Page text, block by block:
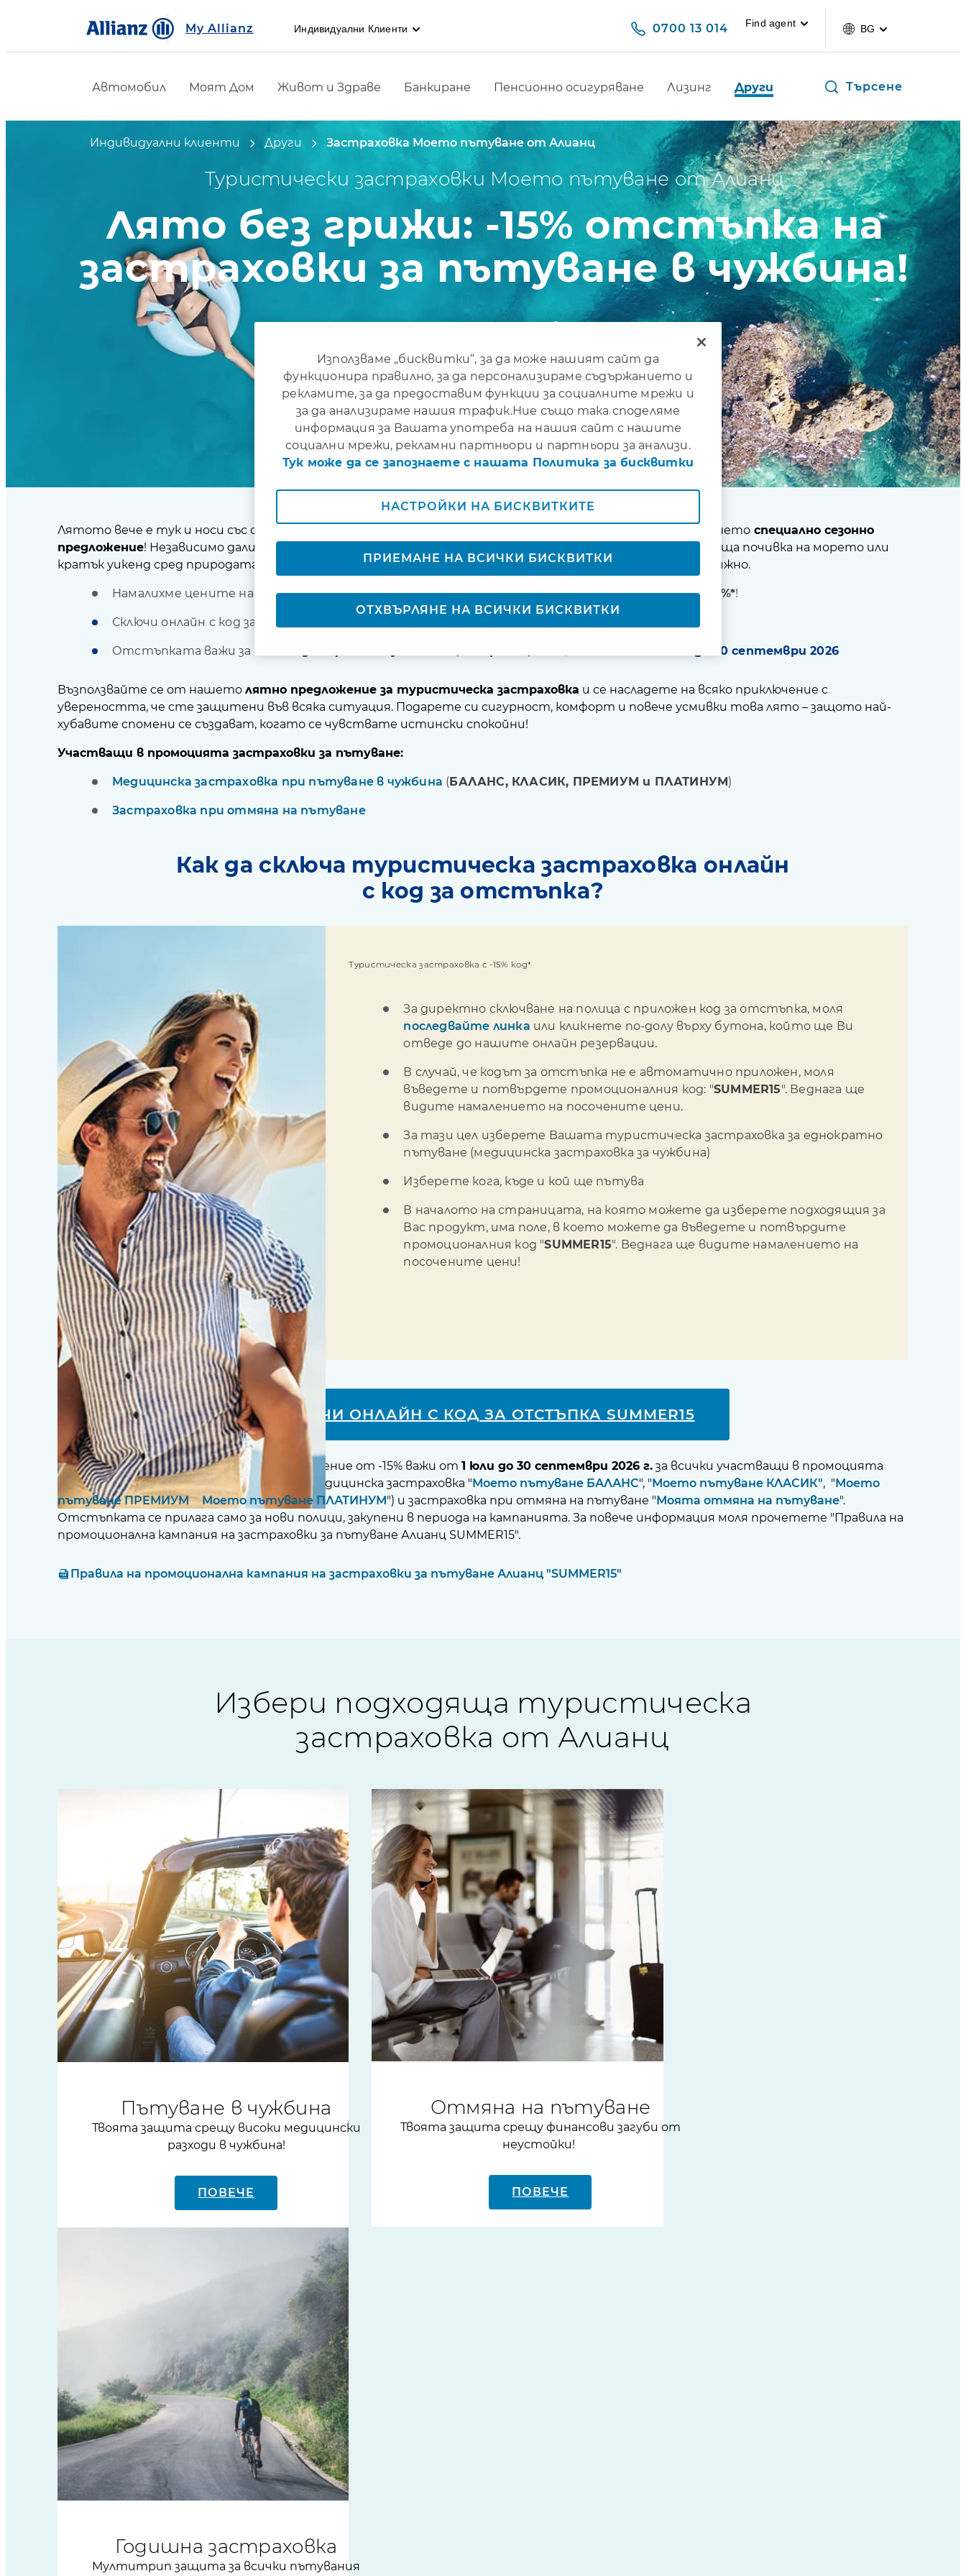
My Allianz Индивидуални Клиенти 0700 13 014 Find agent BG
Автомобил Моят Дом Живот и Здраве Банкиране Пенсионно осигуряване Лизинг Други Търсене
Индивидуални клиенти Други Застраховка Моето пътуване от Алианц
Туристически застраховки Моето пътуване от Алианц
Лято без грижи: -15% отстъпка на
застраховки за пътуване в чужбина!
*** от 1 юли до 30 септември 2026 ***
Лятото вече е тук и носи със себе си прекрасно настроение – затова се радваме да Ви представим нашето специално сезонно
предложение! Независимо дали планирате вълнуващо пътешествие до далечни дестинации, релаксираща почивка на морето или
кратък уикенд сред природата, ние сме до Вас, за да направим пътуването Ви още по-спокойно и безгрижно.
Намалихме цените на най-популярните застраховки за пътуване в чужбина на Алианц с -15%*!
Сключи онлайн с код за отстъпка
Отстъпката важи за от 1 юли до 30 септември 2026
Възползвайте се от нашето лятно предложение за туристическа застраховка и се насладете на всяко приключение с
увереността, че сте защитени във всяка ситуация. Подарете си сигурност, комфорт и повече усмивки това лято – защото най-
хубавите спомени се създават, когато се чувствате истински спокойни!
Участващи в промоцията застраховки за пътуване:
Медицинска застраховка при пътуване в чужбина (БАЛАНС, КЛАСИК, ПРЕМИУМ и ПЛАТИНУМ)
Застраховка при отмяна на пътуване
Как да сключа туристическа застраховка онлайн
с код за отстъпка?
Туристическа застраховка с -15% код*
За директно сключване на полица с приложен код за отстъпка, моля
последвайте линка или кликнете по-долу върху бутона, който ще Ви
отведе до нашите онлайн резервации.
В случай, че кодът за отстъпка не е автоматично приложен, моля
въведете и потвърдете промоционалния код: "SUMMER15". Веднага ще
видите намалението на посочените цени.
За тази цел изберете Вашата туристическа застраховка за еднократно
пътуване (медицинска застраховка за чужбина)
Изберете кога, къде и кой ще пътува
В началото на страницата, на която можете да изберете подходящия за
Вас продукт, има поле, в което можете да въведете и потвърдите
промоционалния код "SUMMER15". Веднага ще видите намалението на
посочените цени!
СКЛЮЧИ ОНЛАЙН С КОД ЗА ОТСТЪПКА SUMMER15
*Промоционалното предложение за намаление от -15% важи от 1 юли до 30 септември 2026 г. за всички участващи в промоцията
туристически застраховки на Алианц (медицинска застраховка "Моето пътуване БАЛАНС", "Моето пътуване КЛАСИК", "Моето
пътуване ПРЕМИУМ", "Моето пътуване ПЛАТИНУМ") и застраховка при отмяна на пътуване "Моята отмяна на пътуване".
Отстъпката се прилага само за нови полици, закупени в периода на кампанията. За повече информация моля прочетете "Правила на
промоционална кампания на застраховки за пътуване Алианц SUMMER15".
Правила на промоционална кампания на застраховки за пътуване Алианц "SUMMER15"
Избери подходяща туристическа
застраховка от Алианц
Пътуване в чужбина
Твоята защита срещу високи медицински
разходи в чужбина!
ПОВЕЧЕ
Отмяна на пътуване
Твоята защита срещу финансови загуби от
неустойки!
ПОВЕЧЕ
Годишна застраховка
Мултитрип защита за всички пътувания
Използваме „бисквитки“, за да може нашият сайт да
функционира правилно, за да персонализираме съдържанието и
рекламите, за да предоставим функции за социалните мрежи и
за да анализираме нашия трафик.Ние също така споделяме
информация за Вашата употреба на нашия сайт с нашите
социални мрежи, рекламни партньори и партньори за анализи.
Тук може да се запознаете с нашата Политика за бисквитки
НАСТРОЙКИ НА БИСКВИТКИТЕ
ОТХВЪРЛЯНЕ НА ВСИЧКИ БИСКВИТКИ
ПРИЕМАНЕ НА ВСИЧКИ БИСКВИТКИ